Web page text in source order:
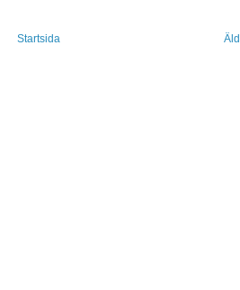
Startsida